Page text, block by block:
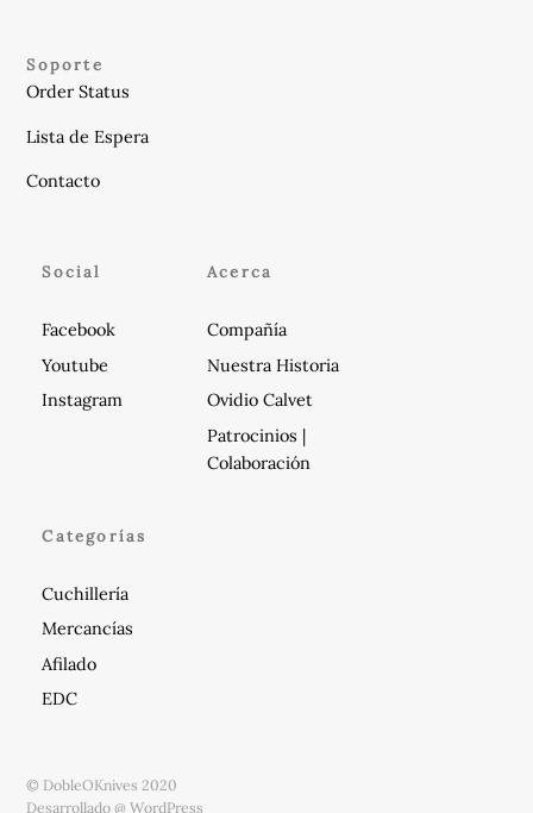
Soporte
Order Status
Lista de Espera
Contacto
Social
Facebook
Youtube
Instagram
Acerca
Compañía
Nuestra Historia
Ovidio Calvet
Patrocinios |
Colaboración
Categorías
Cuchillería
Mercancías
Afilado
EDC
© DobleOKnives 2020
Desarrollado @ WordPress